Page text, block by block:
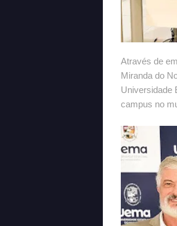
Através de
Miranda do
Universidade
campus no